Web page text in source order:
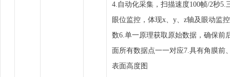
4.自动化采集，扫描速度100帧/2秒5.
眼位监控，体现x、y、z轴及眼动监
数6.单一原理获取原始数据，确保前
面所有数据点一一对应7.具有角膜前
表面高度图